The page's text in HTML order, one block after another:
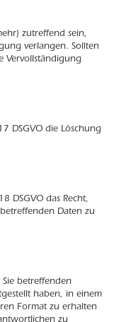
zutreffend sein,
verlangen. Sollten
Vervollständigung
DSGVO die Löschung
DSGVO das Recht,
Daten zu
Sie betreffenden
haben, in einem
Format zu erhalten
zu